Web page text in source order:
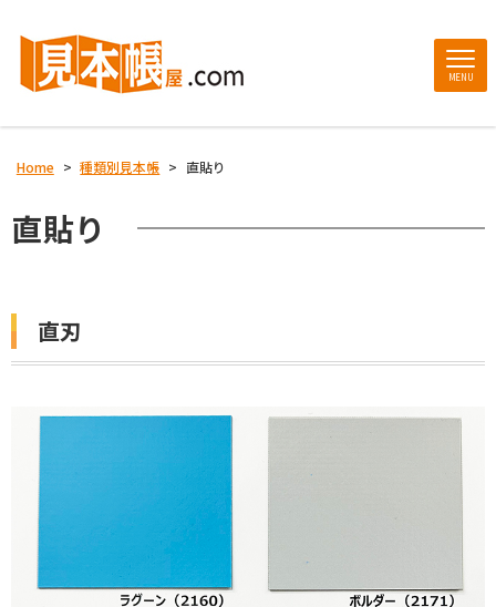
MENU
Home > 種類別見本帳 > 直貼り
直貼り
直刃